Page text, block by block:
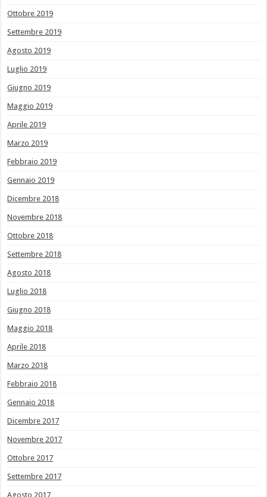
Ottobre 2019
Settembre 2019
Agosto 2019
Luglio 2019
Giugno 2019
Maggio 2019
Aprile 2019
Marzo 2019
Febbraio 2019
Gennaio 2019
Dicembre 2018
Novembre 2018
Ottobre 2018
Settembre 2018
Agosto 2018
Luglio 2018
Giugno 2018
Maggio 2018
Aprile 2018
Marzo 2018
Febbraio 2018
Gennaio 2018
Dicembre 2017
Novembre 2017
Ottobre 2017
Settembre 2017
Agosto 2017